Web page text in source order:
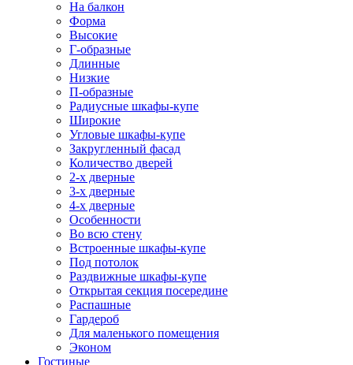
На балкон
Форма
Высокие
Г-образные
Длинные
Низкие
П-образные
Радиусные шкафы-купе
Широкие
Угловые шкафы-купе
Закругленный фасад
Количество дверей
2-х дверные
3-х дверные
4-х дверные
Особенности
Во всю стену
Встроенные шкафы-купе
Под потолок
Раздвижные шкафы-купе
Открытая секция посередине
Распашные
Гардероб
Для маленького помещения
Эконом
Гостиные